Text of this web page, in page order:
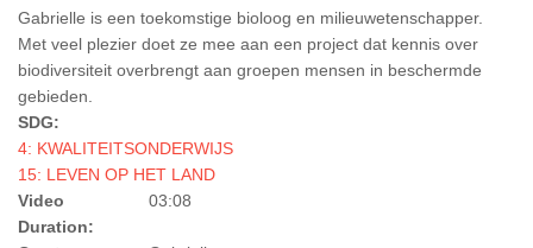
Gabrielle is een toekomstige bioloog en milieuwetenschapper.
Met veel plezier doet ze mee aan een project dat kennis over
biodiversiteit overbrengt aan groepen mensen in beschermde
gebieden.
SDG:
4: KWALITEITSONDERWIJS
15: LEVEN OP HET LAND
Video
Duration:
03:08